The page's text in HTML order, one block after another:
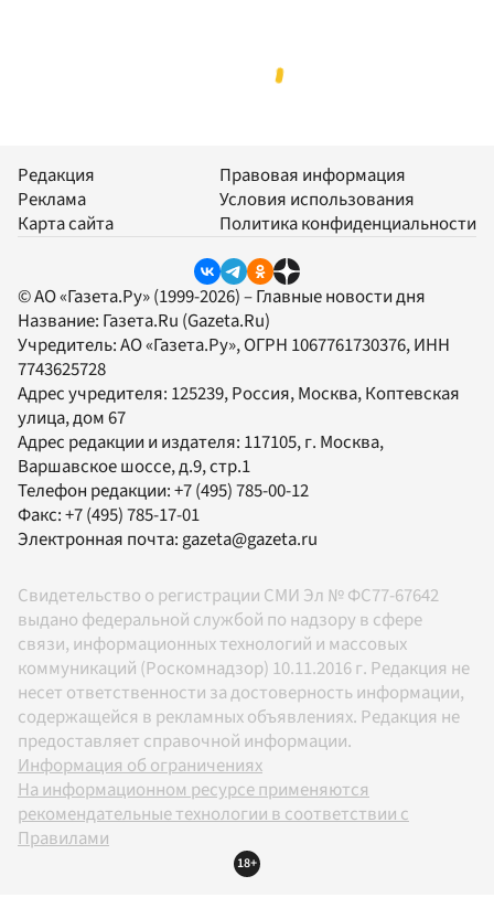
Редакция
Реклама
Карта сайта
Правовая информация
Условия использования
Политика конфиденциальности
© АО «Газета.Ру» (1999-2026) – Главные новости дня
Название: Газета.Ru (Gazeta.Ru)
Учредитель:АО «Газета.Ру», ОГРН 1067761730376, ИНН
7743625728
Адрес учредителя: 125239, Россия, Москва, Коптевская
улица, дом 67
Адрес редакции и издателя: 117105, г. Москва,
Варшавское шоссе, д.9, стр.1
Телефон редакции:+7 (495) 785-00-12
Факс:+7 (495) 785-17-01
Электронная почта:gazeta@gazeta.ru
Свидетельство о регистрации СМИ Эл № ФС77-67642
выдано федеральной службой по надзору в сфере
связи, информационных технологий и массовых
коммуникаций (Роскомнадзор) 10.11.2016 г. Редакция не
несет ответственности за достоверность информации,
содержащейся в рекламных объявлениях. Редакция не
предоставляет справочной информации.
Информация об ограничениях
На информационном ресурсе применяются
рекомендательные технологии в соответствии с
Правилами
18+